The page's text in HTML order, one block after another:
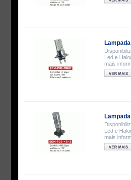
Led e
mais
Led e
mais